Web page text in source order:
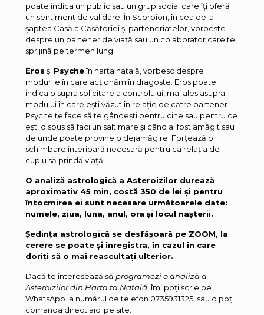
poate indica un public sau un grup social care îți oferă
un sentiment de validare. În Scorpion, în cea de-a
șaptea Casă a Căsătoriei și parteneriatelor, vorbește
despre un partener de viață sau un colaborator care te
sprijină pe termen lung.
Eros și Psycheîn harta natală, vorbesc despre
modurile în care acționăm în dragoste. Eros poate
indica o supra solicitare a controlului, mai ales asupra
modului în care ești văzut în relație de către partener.
Psyche te face să te gândești pentru cine sau pentru ce
ești dispus să faci un salt mare și când ai fost amăgit sau
de unde poate provine o dejamăgire. Forțează o
schimbare interioară necesară pentru ca relația de
cuplu să prindă viață.
O analiză astrologică a Asteroizilor durează
aproximativ 45 min, costă 350 de lei și pentru
întocmirea ei sunt necesare următoarele date:
numele, ziua, luna, anul, ora și locul nașterii.
Ședința astrologică se desfășoară pe ZOOM, la
cerere se poate și înregistra, în cazul în care
doriți să o mai reascultați ulterior.
Dacă te interesează să programezi o analiză a
Asteroizilor din Harta ta Natală , îmi poți scrie pe
WhatsApp la numărul de telefon 0735931325, sau o poți
comanda direct aici pe site.